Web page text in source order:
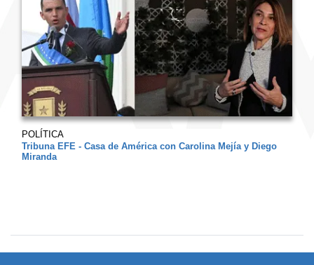
POLÍTICA
Tribuna EFE - Casa de América con Carolina Mejía y Diego
Miranda